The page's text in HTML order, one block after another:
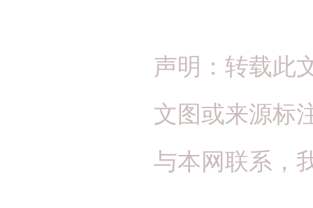
声明：转载此
文图或来源标
与本网联系，